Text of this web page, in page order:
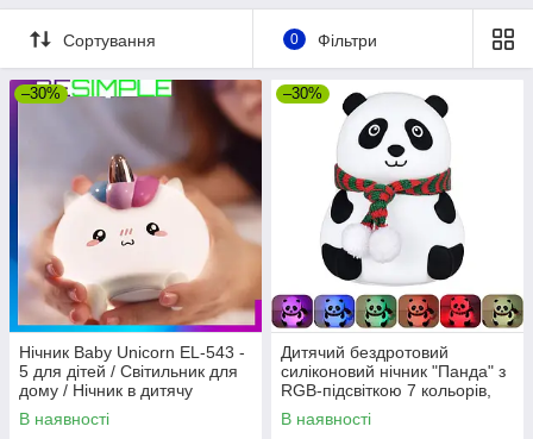
Сортування 0 Фільтри
–30%
Нічник Baby Unicorn EL-543 -
5 для дітей / Світильник для
дому / Нічник в дитячу
кімнату
В наявності
–30%
Дитячий бездротовий
силіконовий нічник "Панда" з
RGB-підсвіткою 7 кольорів,
EL-2013/Настільний
світильник
В наявності